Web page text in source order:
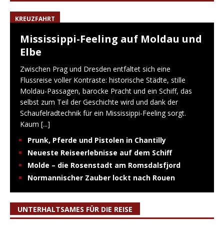
KREUZFAHRT
Mississippi-Feeling auf Moldau und
Elbe
Zwischen Prag und Dresden entfaltet sich eine
Flussreise voller Kontraste: historische Städte, stille
Moldau-Passagen, barocke Pracht und ein Schiff, das
selbst zum Teil der Geschichte wird und dank der
Schaufelradtechnik für ein Mississippi-Feeling sorgt.
Kaum [...]
Prunk, Pferde und Pistolen in Chantilly
Neueste Reiseerlebnisse auf dem Schiff
Molde – die Rosenstadt am Romsdalsfjord
Normannischer Zauber lockt nach Rouen
UNTERHALTSAMES FÜR DIE REISE